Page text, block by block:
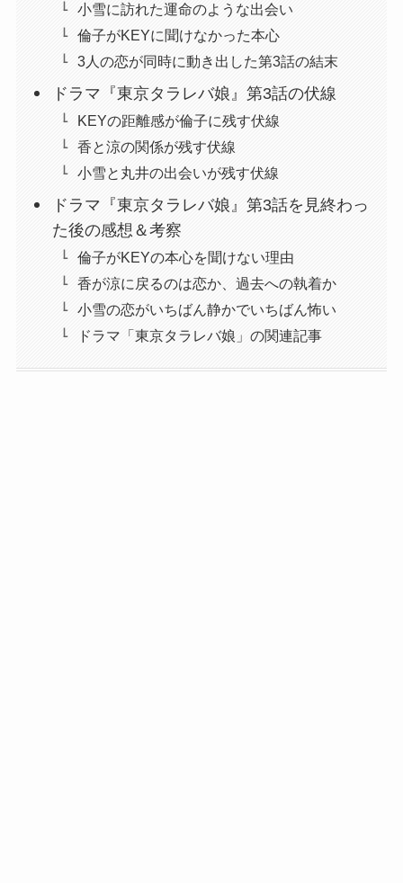
小雪に訪れた運命のような出会い
倫子がKEYに聞けなかった本心
3人の恋が同時に動き出した第3話の結末
ドラマ『東京タラレバ娘』第3話の伏線
KEYの距離感が倫子に残す伏線
香と涼の関係が残す伏線
小雪と丸井の出会いが残す伏線
ドラマ『東京タラレバ娘』第3話を見終わっ
た後の感想＆考察
倫子がKEYの本心を聞けない理由
香が涼に戻るのは恋か、過去への執着か
小雪の恋がいちばん静かでいちばん怖い
ドラマ「東京タラレバ娘」の関連記事